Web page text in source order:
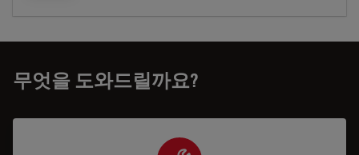
무엇을 도와드릴까요?